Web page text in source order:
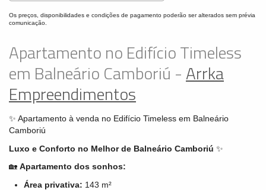
Os preços, disponibilidades e condições de pagamento poderão ser alterados sem prévia
comunicação.
Apartamento no Edifício Timeless
em Balneário Camboriú -Arrka
Empreendimentos
✨ Apartamento à venda no Edifício Timeless em Balneário
Camboriú
Luxo e Conforto no Melhor de Balneário Camboriú ✨
🏡 Apartamento dos sonhos:
Área privativa: 143 m²